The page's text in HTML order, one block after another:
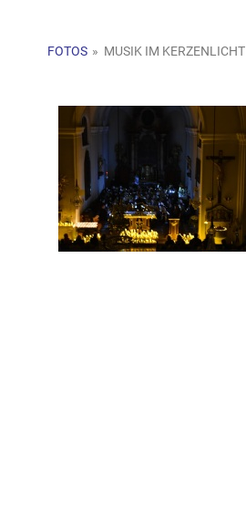
FOTOS » MUSIK IM KERZENLICHT